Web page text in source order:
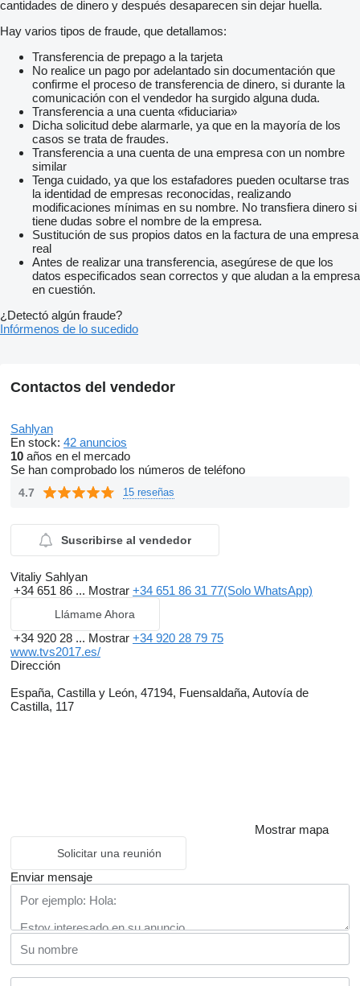
cantidades de dinero y después desaparecen sin dejar huella.
Hay varios tipos de fraude, que detallamos:
Transferencia de prepago a la tarjeta
No realice un pago por adelantado sin documentación que
confirme el proceso de transferencia de dinero, si durante la
comunicación con el vendedor ha surgido alguna duda.
Transferencia a una cuenta «fiduciaria»
Dicha solicitud debe alarmarle, ya que en la mayoría de los
casos se trata de fraudes.
Transferencia a una cuenta de una empresa con un nombre
similar
Tenga cuidado, ya que los estafadores pueden ocultarse tras
la identidad de empresas reconocidas, realizando
modificaciones mínimas en su nombre. No transfiera dinero si
tiene dudas sobre el nombre de la empresa.
Sustitución de sus propios datos en la factura de una empresa
real
Antes de realizar una transferencia, asegúrese de que los
datos especificados sean correctos y que aludan a la empresa
en cuestión.
¿Detectó algún fraude?
Infórmenos de lo sucedido
Contactos del vendedor
Sahlyan
En stock: 42 anuncios
10 años en el mercado
Se han comprobado los números de teléfono
4.7 15 reseñas
Suscribirse al vendedor
Vitaliy Sahlyan
+34 651 86 ... Mostrar +34 651 86 31 77(Solo WhatsApp)
Llámame Ahora
+34 920 28 ... Mostrar +34 920 28 79 75
www.tvs2017.es/
Dirección
España, Castilla y León, 47194, Fuensaldaña, Autovía de
Castilla, 117
Mostrar mapa
Solicitar una reunión
Enviar mensaje